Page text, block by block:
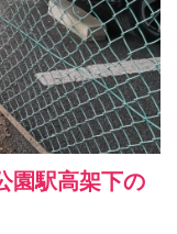
園駅高架下の